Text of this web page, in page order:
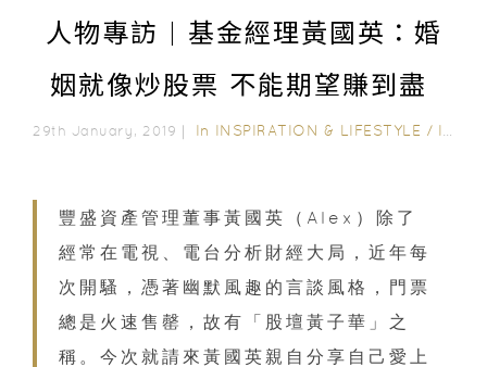
人物專訪 | 基金經理黃國英：婚
姻就像炒股票 不能期望賺到盡
29th January, 2019｜ In INSPIRATION & LIFESTYLE / INTERVIEWS
豐盛資產管理董事黃國英（Alex）除了
經常在電視、電台分析財經大局，近年每
次開騷，憑著幽默風趣的言談風格，門票
總是火速售罄，故有「股壇黃子華」之
稱。今次就請來黃國英親自分享自己愛上